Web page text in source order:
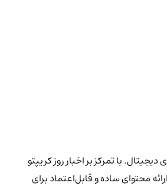
با تمرکز بر اخبار روز کریپتو
محتوای ساده و قابل‌اعتماد برای